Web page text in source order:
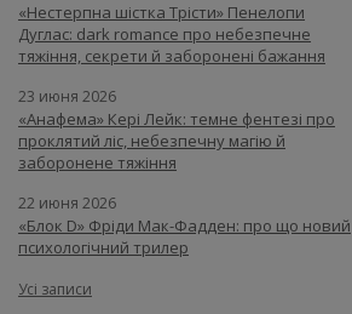
«Нестерпна шістка Трісти» Пенелопи
Дуглас: dark romance про небезпечне
тяжіння, секрети й заборонені бажання
23 июня 2026
«Анафема» Кері Лейк: темне фентезі про
проклятий ліс, небезпечну магію й
заборонене тяжіння
22 июня 2026
«Блок D» Фріди Мак-Фадден: про що новий
психологічний трилер
Усі записи